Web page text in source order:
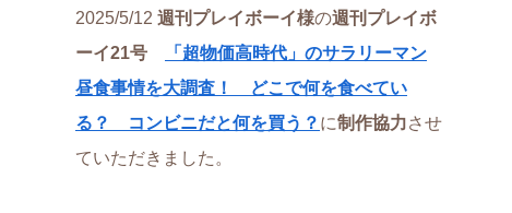
2025/5/12 週刊プレイボーイ様の週刊プレイボ
ーイ21号
「超物価高時代」のサラリーマン
昼食事情を大調査！ どこで何を食べてい
る？ コンビニだと何を買う？ に制作協力させ
ていただきました。